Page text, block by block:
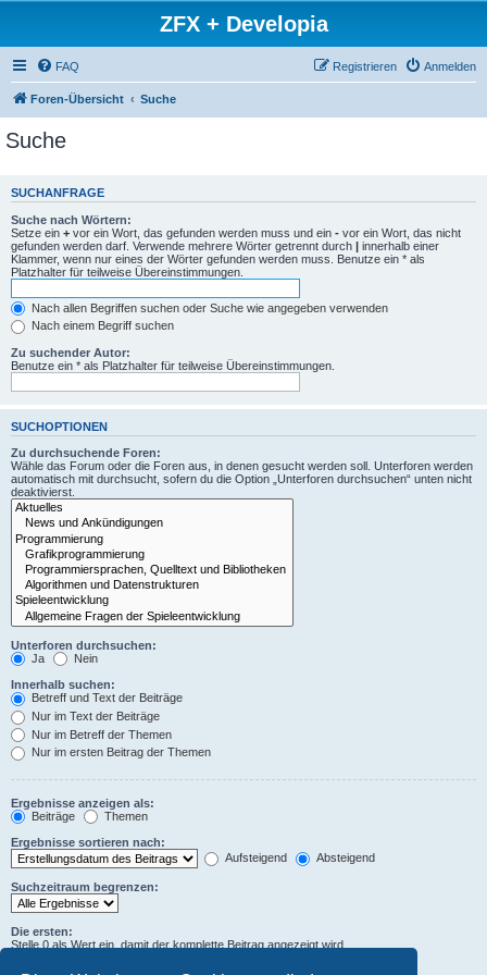
ZFX + Developia
FAQ Anmelden
Registrieren
Foren-Übersicht Suche
Suche
SUCHANFRAGE
Suche nach Wörtern:
Setze ein + vor ein Wort, das gefunden werden muss und ein - vor ein Wort, das nicht
gefunden werden darf. Verwende mehrere Wörter getrennt durch | innerhalb einer
Klammer, wenn nur eines der Wörter gefunden werden muss. Benutze ein * als
Platzhalter für teilweise Übereinstimmungen.
Nach allen Begriffen suchen oder Suche wie angegeben verwenden
Nach einem Begriff suchen
Zu suchender Autor:
Benutze ein * als Platzhalter für teilweise Übereinstimmungen.
SUCHOPTIONEN
Zu durchsuchende Foren:
Wähle das Forum oder die Foren aus, in denen gesucht werden soll. Unterforen werden
automatisch mit durchsucht, sofern du die Option „Unterforen durchsuchen“ unten nicht
deaktivierst.
Unterforen durchsuchen:
Ja
Nein
Innerhalb suchen:
Betreff und Text der Beiträge
Nur im Text der Beiträge
Nur im Betreff der Themen
Nur im ersten Beitrag der Themen
Ergebnisse anzeigen als:
Beiträge
Themen
Ergebnisse sortieren nach:
Aufsteigend
Absteigend
Suchzeitraum begrenzen:
Die ersten:
Stelle 0 als Wert ein, damit der komplette Beitrag angezeigt wird.